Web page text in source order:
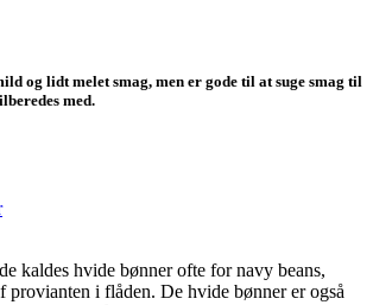
og lidt melet smag, men er gode til at suge smag til
med.
kaldes hvide bønner ofte for navy beans,
provianten i flåden. De hvide bønner er også